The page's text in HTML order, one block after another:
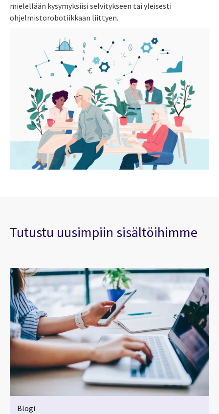
mielellään kysymyksiisi selvitykseen tai yleisesti
ohjelmistorobotiikkaan liittyen.
Tutustu uusimpiin sisältöihimme
Blogi